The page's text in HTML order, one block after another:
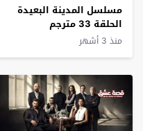
مسلسل المدينة البعيدة
الحلقة 33 مترجم
منذ 3 أشهر